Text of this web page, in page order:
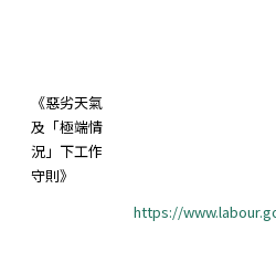
《惡劣天氣
及「極端情
況」下工作
守則》
https://